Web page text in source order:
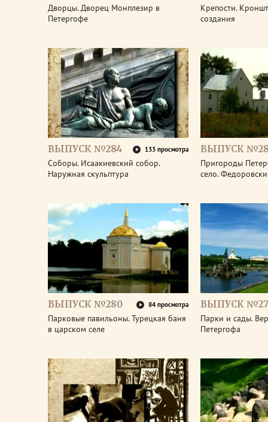
Дворцы. Дворец Монплезир в
Петергофе
Крепости.
создания
ВЫПУСК №284 133 просмотра
Соборы. Исаакиевский собор.
Наружная скульптура
ВЫПУСК
Пригороды
село.
ВЫПУСК №280 84 просмотра
Парковые павильоны. Турецкая баня
в царском селе
ВЫПУСК
Парки и сады.
Петергофа